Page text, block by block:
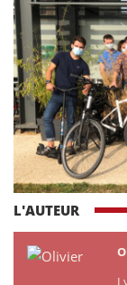
L'AUTEUR